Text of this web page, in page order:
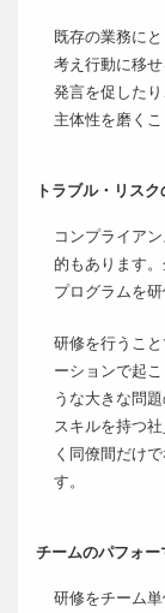
既存の業務に
考え行動に移
発言を促した
主体性を磨くこ
トラブル・リス
コンプライア
的もあります
プログラムを研
研修を行うこ
ーションで起
うな大きな問
スキルを持つ
く同僚間だけ
す。
チームのパフォ
研修をチーム